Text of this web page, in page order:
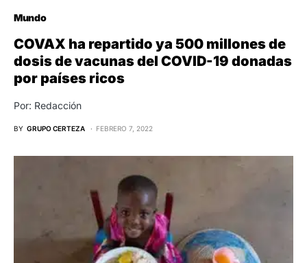
Mundo
COVAX ha repartido ya 500 millones de
dosis de vacunas del COVID-19 donadas
por países ricos
Por: Redacción
BY GRUPO CERTEZA FEBRERO 7, 2022